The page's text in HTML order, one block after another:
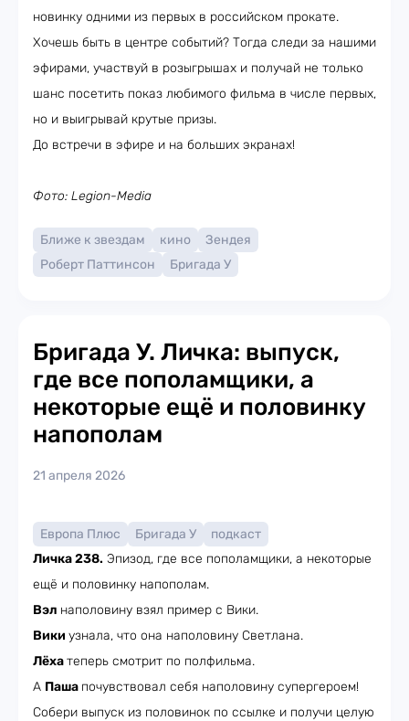
новинку одними из первых в российском прокате.
Хочешь быть в центре событий? Тогда следи за нашими
эфирами, участвуй в розыгрышах и получай не только
шанс посетить показ любимого фильма в числе первых,
но и выигрывай крутые призы.
До встречи в эфире и на больших экранах!
Фото: Legion-Media
Ближе к звездам кино
Зендея
Роберт Паттинсон
Бригада У
Бригада У. Личка: выпуск,
где все пополамщики, а
некоторые ещё и половинку
напополам
21 апреля 2026
Европа Плюс Бригада У
подкаст
Личка 238. Эпизод, где все пополамщики, а некоторые
ещё и половинку напополам.
Вэл наполовину взял пример с Вики.
Вики узнала, что она наполовину Светлана.
Лёхатеперь смотрит по полфильма.
А Паша почувствовал себя наполовину супергероем!
Собери выпуск из половинок по ссылке и получи целую